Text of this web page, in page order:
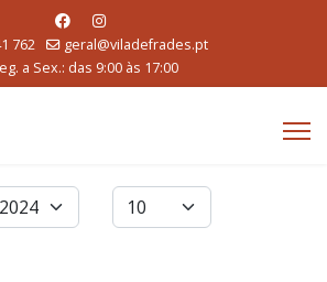
762
geral@viladefrades.pt
a Sex.: das 9:00 às 17:00
Qtd. a exibir